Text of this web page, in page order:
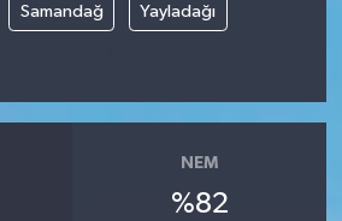
Samandağ Yayladağı
NEM
%82